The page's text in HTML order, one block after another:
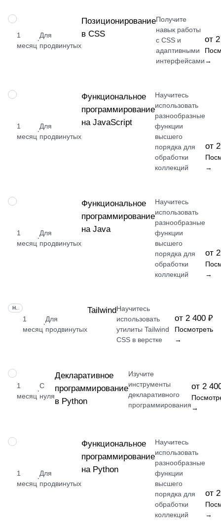
НАВЫК
1
месяц
·
Для
продвинутых
Позиционирование
в CSS
Получите
навык работы
с CSS и
адаптивными
интерфейсами
от
→
НАВЫК
1
месяц
·
Для
продвинутых
Функциональное
программирование
на JavaScript
Научитесь
использовать
разнообразные
функции
высшего
порядка для
обработки
коллекций
от
→
НАВЫК
1
месяц
·
Для
продвинутых
Функциональное
программирование
на Java
Научитесь
использовать
разнообразные
функции
высшего
порядка для
обработки
коллекций
от
→
1
месяц
·
Для
продвинутых
TailwindНаучитесь
использовать
утилиты Tailwind
CSS в верстке
от 2 400 ₽
Посмотреть
→
НАВЫК
1
месяц
·
С
нуля
Декларативное
программирование
в Python
Изучите
инструменты
декларативного
программирования
от 2
→
НАВЫК
1
месяц
·
Для
продвинутых
Функциональное
программирование
на Python
Научитесь
использовать
разнообразные
функции
высшего
порядка для
обработки
коллекций
от
→